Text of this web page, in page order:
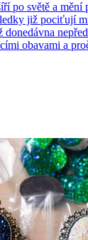
po světě a mění
již pociťují
obavami a